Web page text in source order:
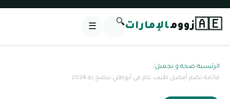
🇦🇪زوومالإمارات🔍
☰
الرئيسية/صحة و تجميل/
قائمة تضم أفضل طبيب عام في أبوظبي ينصح به 2024